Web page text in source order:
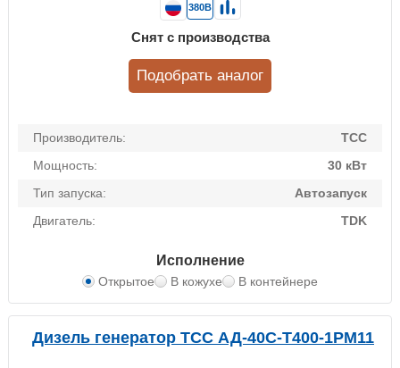
Производитель:
ТСС
Мощность:
30 кВт
Тип запуска:
Автозапуск
Двигатель:
TDK
Исполнение
Открытое В кожухе В контейнере
380В
Снят с производства
Подобрать аналог
Дизель генератор ТСС АД-40С-Т400-1РМ11